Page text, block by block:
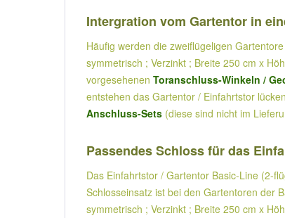
Intergration vom Gartentor in
Häufig werden die zweiflügeligen
symmetrisch ; Verzinkt ; Breite 250 cm x
vorgesehenen Toranschluss-Winkeln /
entstehen das Gartentor / Einfahrtstor
Anschluss-Sets (diese sind nicht im
Passendes Schloss für das
Das Einfahrtstor / Gartentor Basic-Line (2-
Schlosseinsatz ist bei den Gartentoren der
symmetrisch ; Verzinkt ; Breite 250 cm x